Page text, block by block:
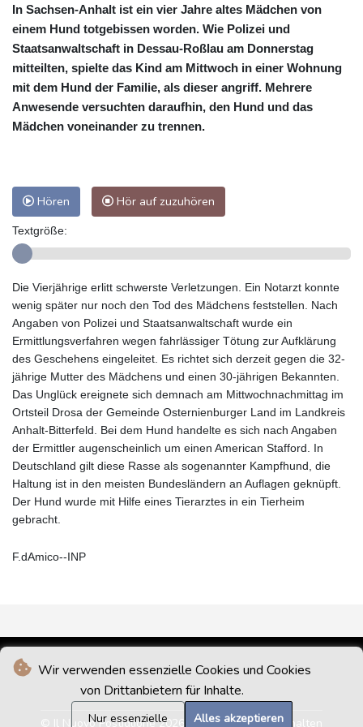
Wir verwenden essenzielle Cookies und Cookies
von Drittanbietern für Inhalte.
Nur essenzielle Alles akzeptieren
In Sachsen-Anhalt ist ein vier Jahre altes Mädchen von
einem Hund totgebissen worden. Wie Polizei und
Staatsanwaltschaft in Dessau-Roßlau am Donnerstag
mitteilten, spielte das Kind am Mittwoch in einer Wohnung
mit dem Hund der Familie, als dieser angriff. Mehrere
Anwesende versuchten daraufhin, den Hund und das
Mädchen voneinander zu trennen.
Hören Hör auf zuzuhören
Textgröße:
Die Vierjährige erlitt schwerste Verletzungen. Ein Notarzt konnte
wenig später nur noch den Tod des Mädchens feststellen. Nach
Angaben von Polizei und Staatsanwaltschaft wurde ein
Ermittlungsverfahren wegen fahrlässiger Tötung zur Aufklärung
des Geschehens eingeleitet. Es richtet sich derzeit gegen die 32-
jährige Mutter des Mädchens und einen 30-jährigen Bekannten.
Das Unglück ereignete sich demnach am Mittwochnachmittag im
Ortsteil Drosa der Gemeinde Osternienburger Land im Landkreis
Anhalt-Bitterfeld. Bei dem Hund handelte es sich nach Angaben
der Ermittler augenscheinlich um einen American Stafford. In
Deutschland gilt diese Rasse als sogenannter Kampfhund, die
Haltung ist in den meisten Bundesländern an Auflagen geknüpft.
Der Hund wurde mit Hilfe eines Tierarztes in ein Tierheim
gebracht.
F.dAmico--INP
© Il Nuovo Postiglione 2026 - Alle Rechte vorbehalten